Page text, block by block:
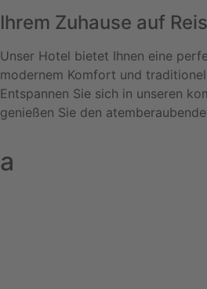
Ihrem Zuhause auf
Unser Hotel bietet Ihnen eine
modernem Komfort und
Entspannen Sie sich in unseren
genießen Sie den
a